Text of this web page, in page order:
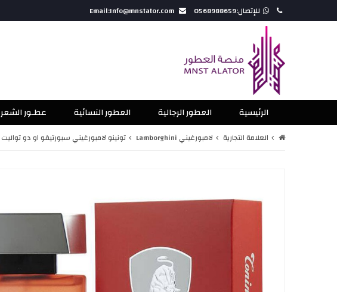
للإتصال:0568988659
الرئيسية العطور الرجالية العطور النسائية عطـور الشعر
العلامة التجارية لامبورغيني Lamborghini تونينو لامبورغيني سبورتيفو او دو تواليت 125مل